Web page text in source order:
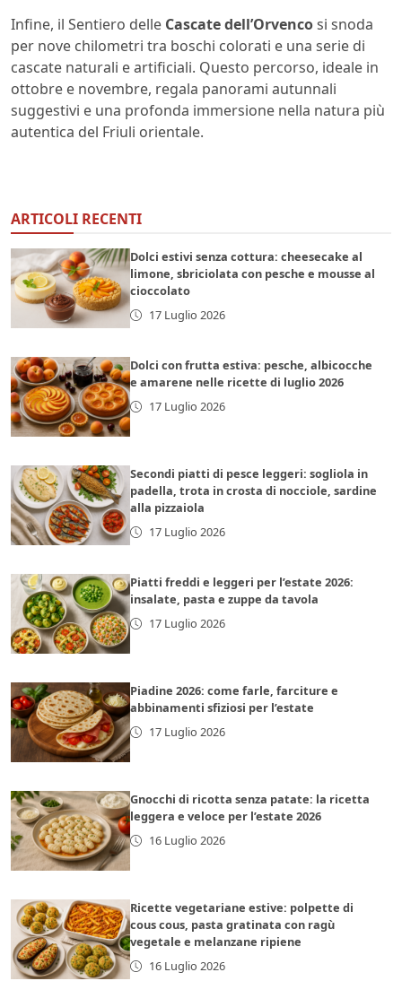
Infine, il Sentiero delle Cascate dell’Orvencosi snoda
per nove chilometri tra boschi colorati e una serie di
cascate naturali e artificiali. Questo percorso, ideale in
ottobre e novembre, regala panorami autunnali
suggestivi e una profonda immersione nella natura più
autentica del Friuli orientale.
ARTICOLI RECENTI
Dolci estivi senza cottura: cheesecake al
limone, sbriciolata con pesche e mousse al
cioccolato
17 Luglio 2026
Dolci con frutta estiva: pesche, albicocche
e amarene nelle ricette di luglio 2026
17 Luglio 2026
Secondi piatti di pesce leggeri: sogliola in
padella, trota in crosta di nocciole, sardine
alla pizzaiola
17 Luglio 2026
Piatti freddi e leggeri per l’estate 2026:
insalate, pasta e zuppe da tavola
17 Luglio 2026
Piadine 2026: come farle, farciture e
abbinamenti sfiziosi per l’estate
17 Luglio 2026
Gnocchi di ricotta senza patate: la ricetta
leggera e veloce per l’estate 2026
16 Luglio 2026
Ricette vegetariane estive: polpette di
cous cous, pasta gratinata con ragù
vegetale e melanzane ripiene
16 Luglio 2026